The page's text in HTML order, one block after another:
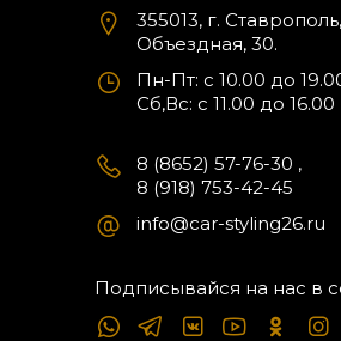
355013, г.
Объездная, 30.
Пн-Пт: с 10.00 до
Cб,Вс: с 11.00 до 16.00
8 (8652) 57-76-30 ,
8 (918) 753-42-45
info@car-styling26.ru
Подписывайся на нас в